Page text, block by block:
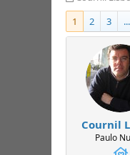
n
i
c
1
2 3 ...
Cournil
Paulo